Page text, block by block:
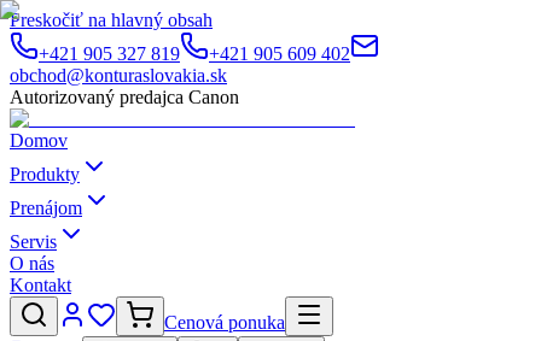
Preskočiť na hlavný obsah
+421 905 327 819
+421 905 609 402
obchod@konturaslovakia.sk
Autorizovaný predajca Canon
Domov
Produkty
Prenájom
Servis
O nás
Kontakt
Cenová ponuka